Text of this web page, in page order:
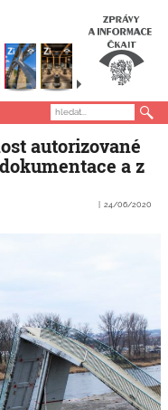
autorizované
a z
24/06/2020